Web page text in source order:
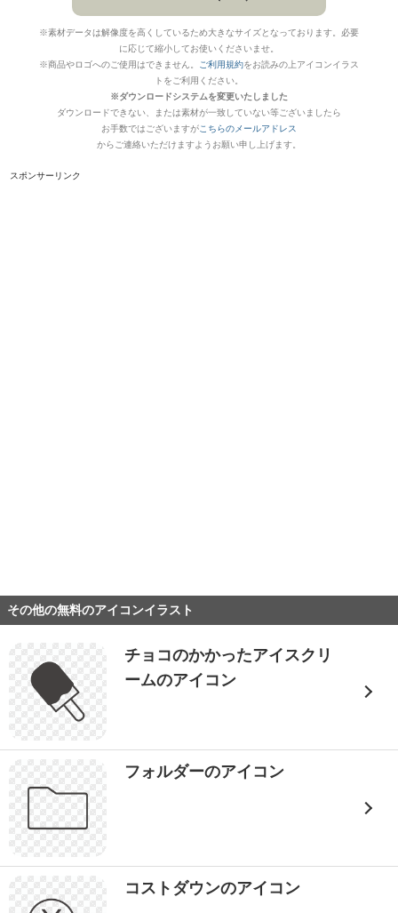
※素材データは解像度を高くしているため大きなサイズとなっております。必要
に応じて縮小してお使いくださいませ。
※商品やロゴへのご使用はできません。
ご利用規約をお読みの上アイコンイラス
トをご利用ください。
※ダウンロードシステムを変更いたしました
ダウンロードできない、または素材が一致していない等ございましたら
お手数ではございますがこちらのメールアドレス
からご連絡いただけますようお願い申し上げます。
スポンサーリンク
その他の無料のアイコンイラスト
チョコのかかったアイスクリ
ームのアイコン
フォルダーのアイコン
コストダウンのアイコン